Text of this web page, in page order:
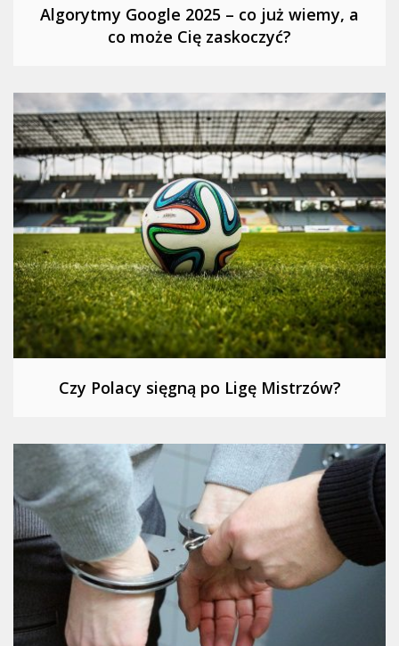
Algorytmy Google 2025 – co już wiemy, a
co może Cię zaskoczyć?
Czy Polacy sięgną po Ligę Mistrzów?